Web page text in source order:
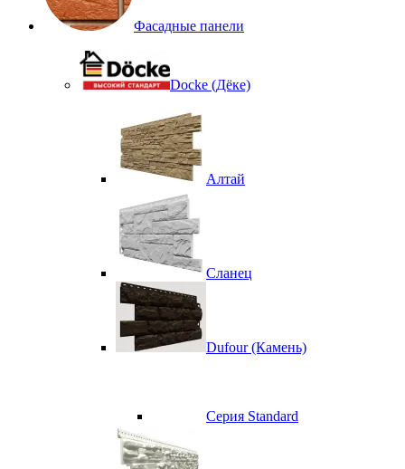
Фасадные панели
Docke (Дёке)
Алтай
Сланец
Dufour (Камень)
Серия Standard